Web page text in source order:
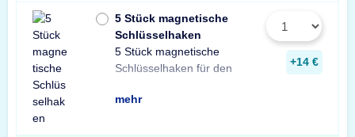
5 Stück magnetische
Schlüsselhaken
5 Stück magnetische
Schlüsselhaken für den
Innenraum Ihres Tresors.
Die einfache, praktische
und sichere Lösung zur
Aufbewahrung von
Schlüsseln in Ihrem
mehr
+14 €